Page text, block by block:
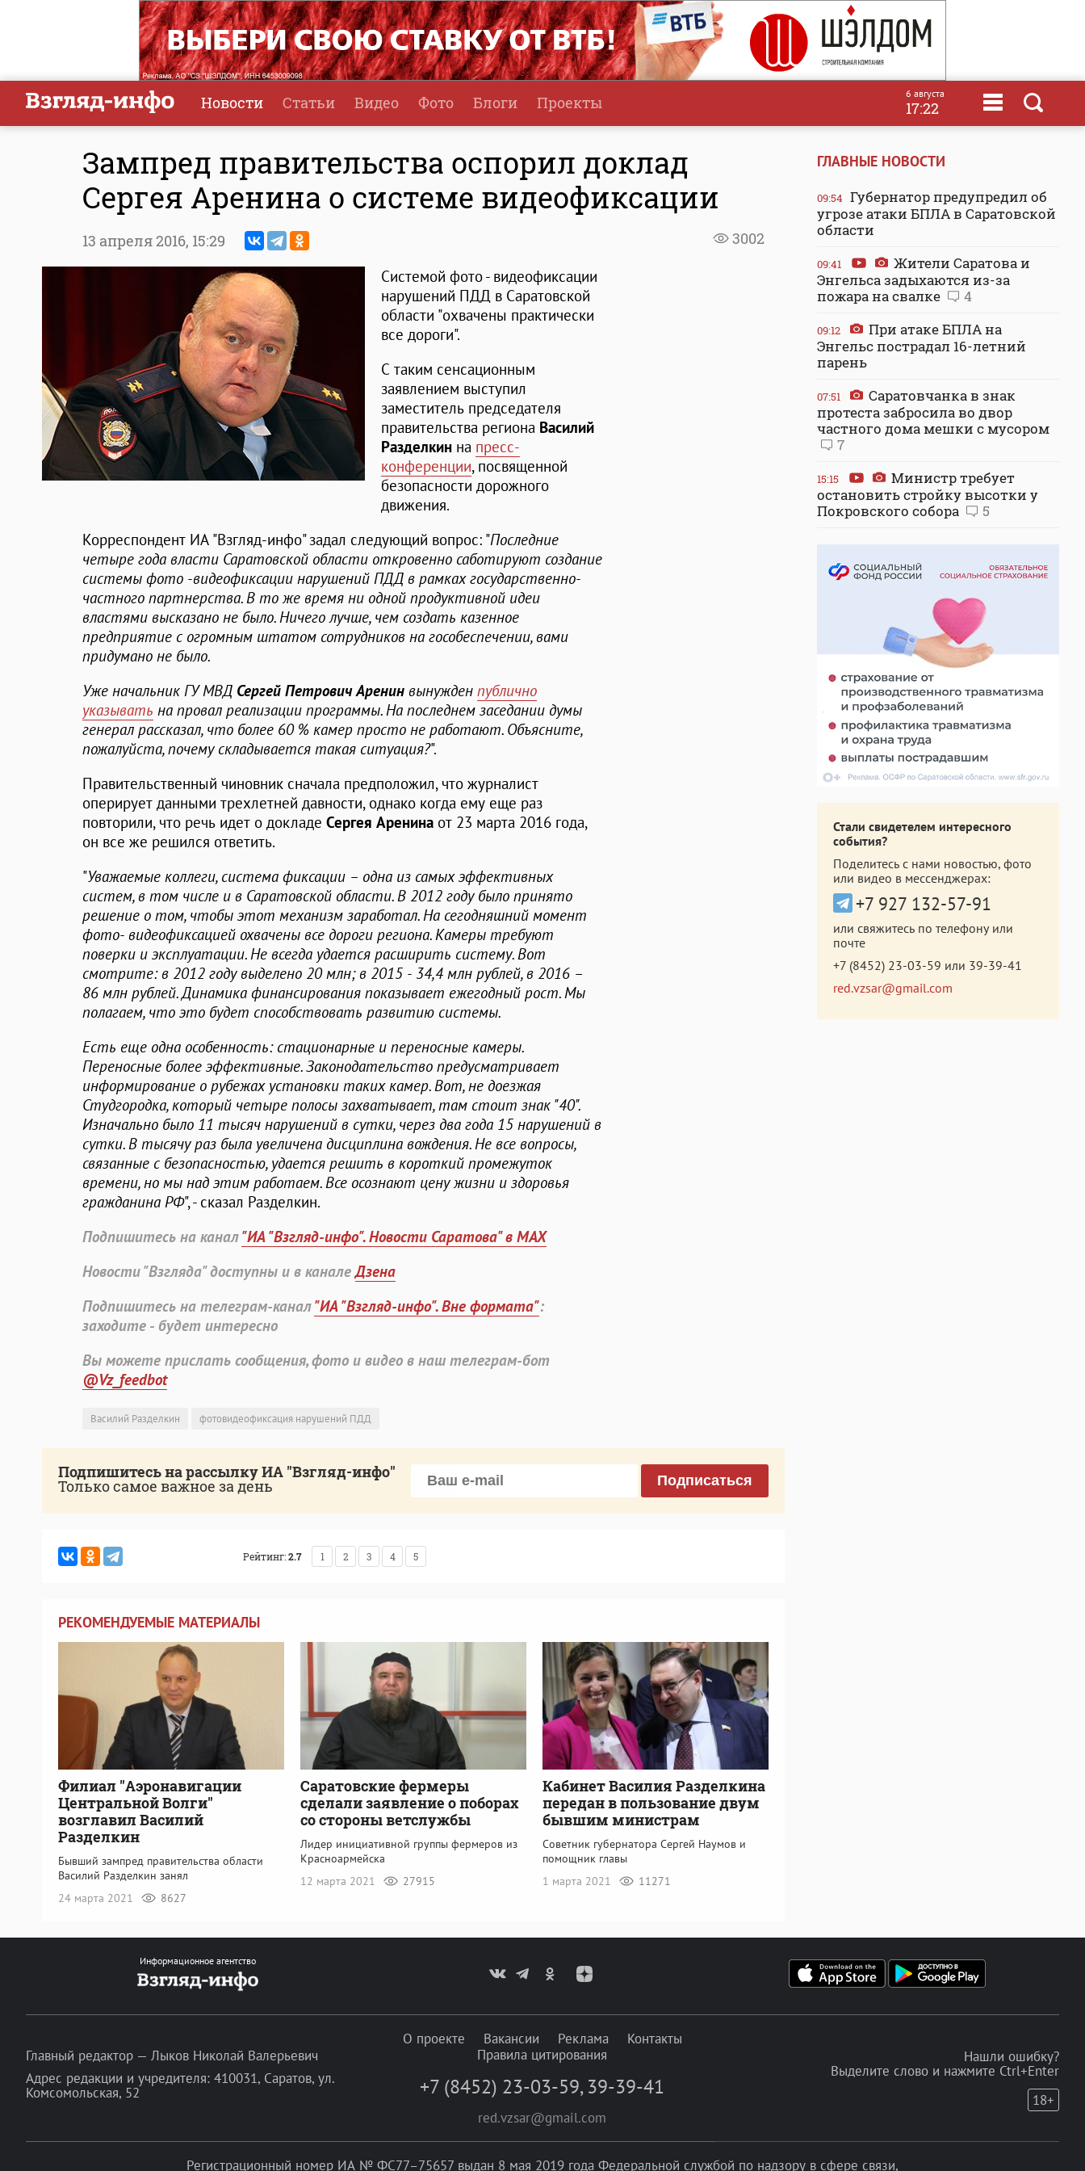
Новости Статьи Видео Фото Блоги Проекты 6 августа
17:22
Зампред правительства оспорил доклад
Сергея Аренина о системе видеофиксации
3002
13 апреля 2016, 15:29
Системой фото - видеофиксации
нарушений ПДД в Саратовской
области "охвачены практически
все дороги".
С таким сенсационным
заявлением выступил
заместитель председателя
правительства региона Василий
Разделкин на пресс-
конференции, посвященной
безопасности дорожного
движения.
Корреспондент ИА "Взгляд-инфо" задал следующий вопрос: "Последние
четыре года власти Саратовской области откровенно саботируют создание
системы фото -видеофиксации нарушений ПДД в рамках государственно-
частного партнерства. В то же время ни одной продуктивной идеи
властями высказано не было. Ничего лучше, чем создать казенное
предприятие с огромным штатом сотрудников на гособеспечении, вами
придумано не было.
Уже начальник ГУ МВД Сергей Петрович Аренин вынужден публично
указывать на провал реализации программы. На последнем заседании думы
генерал рассказал, что более 60 % камер просто не работают. Объясните,
пожалуйста, почему складывается такая ситуация?".
Правительственный чиновник сначала предположил, что журналист
оперирует данными трехлетней давности, однако когда ему еще раз
повторили, что речь идет о докладе Сергея Аренина от 23 марта 2016 года,
он все же решился ответить.
"Уважаемые коллеги, система фиксации – одна из самых эффективных
систем, в том числе и в Саратовской области. В 2012 году было принято
решение о том, чтобы этот механизм заработал. На сегодняшний момент
фото- видеофиксацией охвачены все дороги региона. Камеры требуют
поверки и эксплуатации. Не всегда удается расширить систему. Вот
смотрите: в 2012 году выделено 20 млн; в 2015 - 34,4 млн рублей, в 2016 –
86 млн рублей. Динамика финансирования показывает ежегодный рост. Мы
полагаем, что это будет способствовать развитию системы.
Есть еще одна особенность: стационарные и переносные камеры.
Переносные более эффективные. Законодательство предусматривает
информирование о рубежах установки таких камер. Вот, не доезжая
Студгородка, который четыре полосы захватывает, там стоит знак "40".
Изначально было 11 тысяч нарушений в сутки, через два года 15 нарушений в
сутки. В тысячу раз была увеличена дисциплина вождения. Не все вопросы,
связанные с безопасностью, удается решить в короткий промежуток
времени, но мы над этим работаем. Все осознают цену жизни и здоровья
гражданина РФ", - сказал Разделкин.
Подпишитесь на канал"ИА "Взгляд-инфо". Новости Саратова" в MAX
Новости "Взгляда" доступны и в каналеДзена
Подпишитесь на телеграм-канал"ИА "Взгляд-инфо". Вне формата":
заходите - будет интересно
Вы можете прислать сообщения, фото и видео в наш телеграм-бот
@Vz_feedbot
Василий Разделкин фотовидеофиксация нарушений ПДД
Подпишитесь на рассылку ИА "Взгляд-инфо"
Только самое важное за день Подписаться
Рейтинг:2.7 1 2 3 4 5
РЕКОМЕНДУЕМЫЕ МАТЕРИАЛЫ
Филиал "Аэронавигации
Центральной Волги"
возглавил Василий
Разделкин
Бывший зампред правительства области
Василий Разделкин занял
24 марта 2021
8627
Саратовские фермеры
сделали заявление о поборах
со стороны ветслужбы
Лидер инициативной группы фермеров из
Красноармейска
12 марта 2021
27915
Кабинет Василия Разделкина
передан в пользование двум
бывшим министрам
Советник губернатора Сергей Наумов и
помощник главы
1 марта 2021
11271
ГЛАВНЫЕ НОВОСТИ
09:54 Губернатор предупредил об
угрозе атаки БПЛА в Саратовской
области
09:41
Жители Саратова и
Энгельса задыхаются из-за
пожара на свалке
4
09:12
При атаке БПЛА на
Энгельс пострадал 16-летний
парень
07:51
Саратовчанка в знак
протеста забросила во двор
частного дома мешки с мусором
7
15:15
Министр требует
остановить стройку высотки у
Покровского собора
5
Стали свидетелем интересного
события?
Поделитесь с нами новостью, фото
или видео в мессенджерах:
+7 927 132-57-91
или свяжитесь по телефону или
почте
+7 (8452) 23-03-59 или 39-39-41
red.vzsar@gmail.com
Информационное агентство
Главный редактор — Лыков Николай Валерьевич
Адрес редакции и учредителя: 410031, Саратов, ул.
Комсомольская, 52
О проекте Вакансии Реклама
Контакты
Правила цитирования
+7 (8452) 23-03-59, 39-39-41
red.vzsar@gmail.com
Нашли ошибку?
Выделите слово и нажмите Ctrl+Enter
18+
Регистрационный номер ИА № ФС77–75657 выдан 8 мая 2019 года Федеральной службой по надзору в сфере связи,